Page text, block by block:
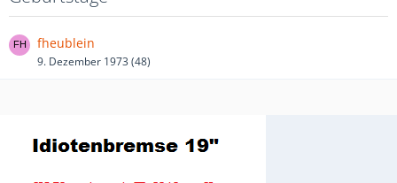
fheublein
9. Dezember 1973 (48)